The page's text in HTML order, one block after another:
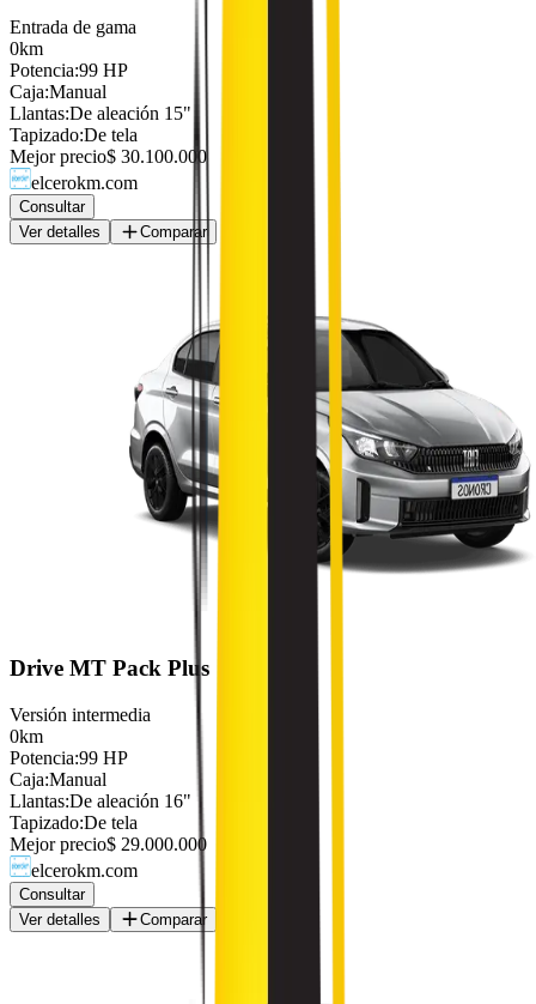
Entrada de gama
0km
Potencia:99 HP
Caja:Manual
Llantas:De aleación 15"
Tapizado:De tela
Mejor precio$ 30.100.000
elcerokm.com
Consultar
Ver detalles
Comparar
Drive MT Pack Plus
Versión intermedia
0km
Potencia:99 HP
Caja:Manual
Llantas:De aleación 16"
Tapizado:De tela
Mejor precio$ 29.000.000
elcerokm.com
Consultar
Ver detalles
Comparar